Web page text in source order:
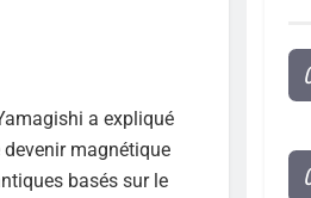
a expliqué
magnétique
basés sur le